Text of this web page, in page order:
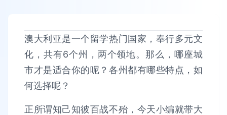
澳大利亚是一个留学热门国家，奉行多元文
化，共有6个州，两个领地。那么，哪座城
市才是适合你的呢？各州都有哪些特点，如
何选择呢？
正所谓知己知彼百战不殆，今天小编就带大